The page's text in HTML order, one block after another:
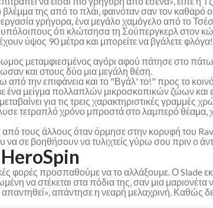
της από το πλάι, φαινόταν σαν τον καθαρό
γρήγορα, ένα μεγάλο χαμόγελο από το
ότι κλώτσησα τη Σούπεργκερλ στον
ύψος 90 μέτρα και μπορείτε να βγάλετε
μεταμφιεσμένος αγόρι αφού πάτησε στο
και στους δύο μια μεγάλη θέση.
την επιφάνεια και το "Βγάλ' το!" προς το
μείγμα πολλαπλών μικροσκοπικών ζώων και
για τις τρεις χαρακτηριστικές γραμμές
τετραπλό χρόνο μπροστά στο λαμπερό
τους άλλους όταν όρμησε στην κορυφή του
να σε βοηθήσουν να τυλιχτείς γύρω σου πριν ο
φορές προσπαθούμε να το αλλάξουμε. Ο Slade
να στέκεται στα πόδια της, σαν μια μαριονέτα
απαντηθεί», απάντησε η νεαρή μελαχρινή. Καθώς